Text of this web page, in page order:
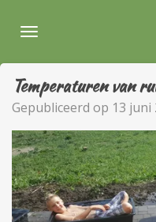
direct
de
hoofdinhoud
Temperaturen van
Gepubliceerd op 13 juni